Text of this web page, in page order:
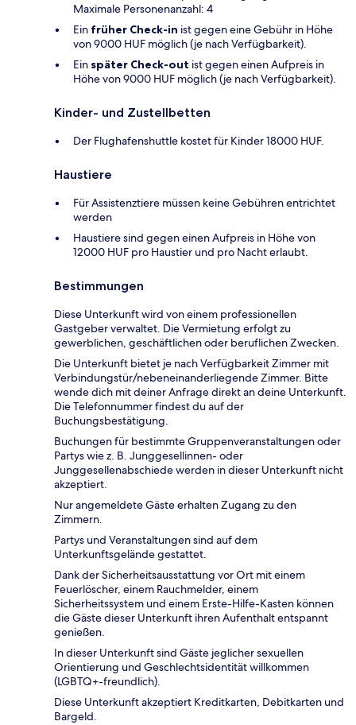
Maximale Personenanzahl: 4
Ein früher Check-in ist gegen eine Gebühr in Höhe
von 9000 HUF möglich (je nach Verfügbarkeit).
Ein später Check-out ist gegen einen Aufpreis in
Höhe von 9000 HUF möglich (je nach Verfügbarkeit).
Kinder- und Zustellbetten
Der Flughafenshuttle kostet für Kinder 18000 HUF.
Haustiere
Für Assistenztiere müssen keine Gebühren entrichtet
werden
Haustiere sind gegen einen Aufpreis in Höhe von
12000 HUF pro Haustier und pro Nacht erlaubt.
Bestimmungen
Diese Unterkunft wird von einem professionellen
Gastgeber verwaltet. Die Vermietung erfolgt zu
gewerblichen, geschäftlichen oder beruflichen Zwecken.
Die Unterkunft bietet je nach Verfügbarkeit Zimmer mit
Verbindungstür/nebeneinanderliegende Zimmer. Bitte
wende dich mit deiner Anfrage direkt an deine Unterkunft.
Die Telefonnummer findest du auf der
Buchungsbestätigung.
Buchungen für bestimmte Gruppenveranstaltungen oder
Partys wie z. B. Junggesellinnen- oder
Junggesellenabschiede werden in dieser Unterkunft nicht
akzeptiert.
Nur angemeldete Gäste erhalten Zugang zu den
Zimmern.
Partys und Veranstaltungen sind auf dem
Unterkunftsgelände gestattet.
Dank der Sicherheitsausstattung vor Ort mit einem
Feuerlöscher, einem Rauchmelder, einem
Sicherheitssystem und einem Erste-Hilfe-Kasten können
die Gäste dieser Unterkunft ihren Aufenthalt entspannt
genießen.
In dieser Unterkunft sind Gäste jeglicher sexuellen
Orientierung und Geschlechtsidentität willkommen
(LGBTQ+-freundlich).
Diese Unterkunft akzeptiert Kreditkarten, Debitkarten und
Bargeld.